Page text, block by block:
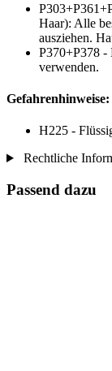
Haar): Alle
ausziehen.
P370+P378 -
verwenden.
Gefahrenhinweise:
H225 -
Rechtliche
Passend dazu